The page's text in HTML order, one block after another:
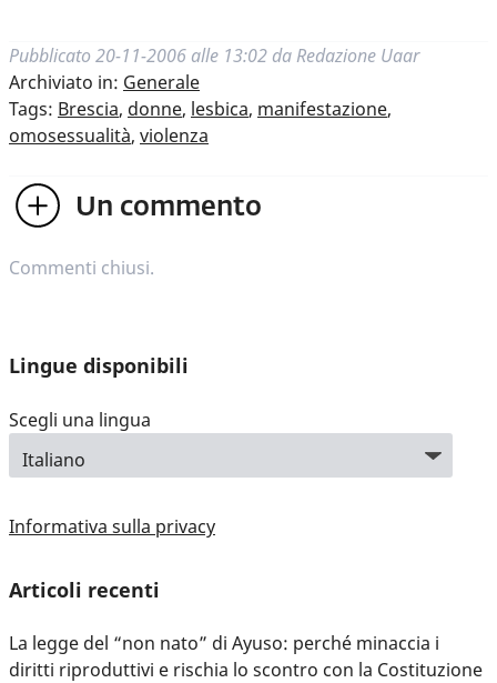
Pubblicato 20-11-2006 alle 13:02 da Redazione Uaar
Archiviato in: Generale
Tags: Brescia, donne, lesbica, manifestazione,
omosessualità, violenza
Un commento
Commenti chiusi.
Lingue disponibili
Scegli una lingua
Informativa sulla privacy
Articoli recenti
La legge del “non nato” di Ayuso: perché minaccia i
diritti riproduttivi e rischia lo scontro con la Costituzione